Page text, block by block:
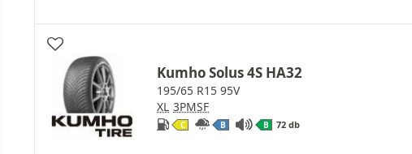
Kumho Solus 4S HA32
195/65 R15 95V
XL 3PMSF
C B B 72 db